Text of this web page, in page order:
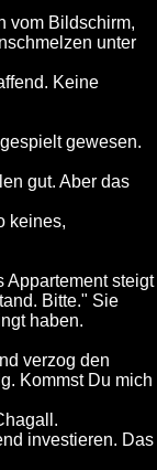
vom Bildschirm,
unter
Keine
gewesen.
gut. Aber das
keines,
Appartement steigt
Bitte." Sie
haben.
verzog den
Kommst Du mich
investieren. Das